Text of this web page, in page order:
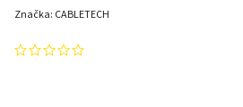
Značka: CABLETECH